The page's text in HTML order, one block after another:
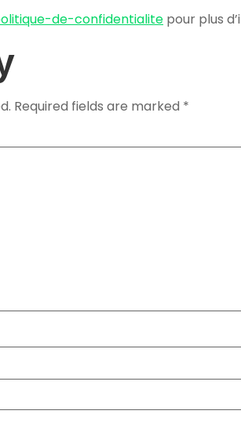
de-confidentialite pour plus
Required fields are marked *